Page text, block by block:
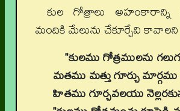
కుల గోత్రాలు
మందికి మేలును చేకూర్చేవి
"కులము గోత్రములను
మతము మత్తు గూర్చు
హితము గూర్చవలయు